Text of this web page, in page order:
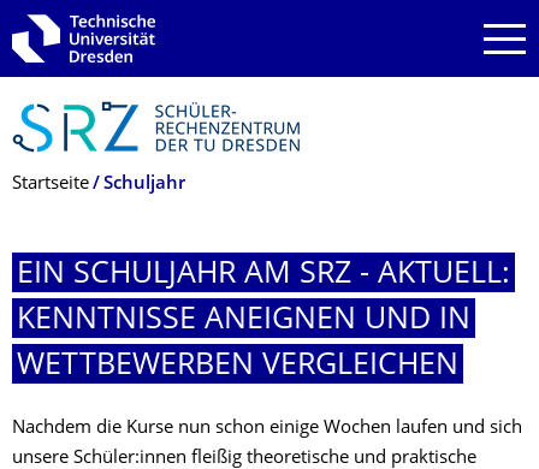
Zur Hauptnavigation springen
Zur Suche springen
Zum Inhalt springen
Breadcrumb-Menü
Startseite Schuljahr
EIN SCHULJAHR AM SRZ - AKTUELL:
KENNTNISSE ANEIGNEN UND IN
WETTBEWERBEN VERGLEICHEN
Nachdem die Kurse nun schon einige Wochen laufen und sich
unsere Schüler:innen fleißig theoretische und praktische